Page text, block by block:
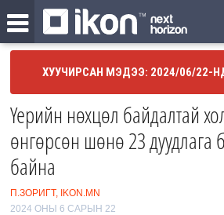
ХУУЧИРСАН МЭДЭЭ: 2024/06/22-
Үерийн нөхцөл байдалтай
өнгөрсөн шөнө 23 дуудлага
байна
П.ЗОРИГТ, IKON.MN
2024 ОНЫ 6 САРЫН 22